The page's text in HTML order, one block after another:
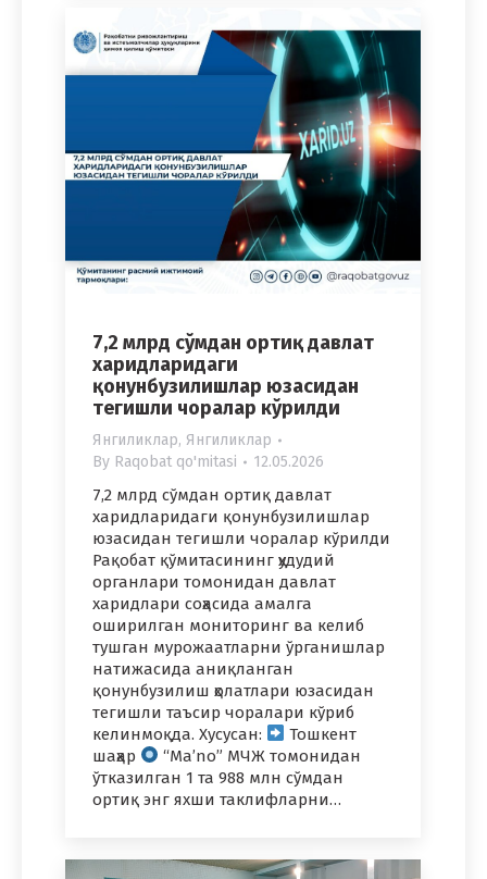
7,2 млрд сўмдан ортиқ давлат
харидларидаги
қонунбузилишлар юзасидан
тегишли чоралар кўрилди
Янгиликлар, Янгиликлар
By Raqobat qo'mitasi 12.05.2026
7,2 млрд сўмдан ортиқ давлат
харидларидаги қонунбузилишлар
юзасидан тегишли чоралар кўрилди
Рақобат қўмитасининг ҳудудий
органлари томонидан давлат
харидлари соҳасида амалга
оширилган мониторинг ва келиб
тушган мурожаатларни ўрганишлар
натижасида аниқланган
қонунбузилиш ҳолатлари юзасидан
тегишли таъсир чоралари кўриб
келинмоқда. Хусусан:
Тошкент
шаҳар
“Ma’no” МЧЖ томонидан
ўтказилган 1 та 988 млн сўмдан
ортиқ энг яхши таклифларни…